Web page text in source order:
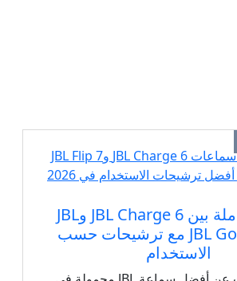
مقارنة شاملة بين JBL Charge 6 وJBL
Flip 7 وJBL Go 4 مع ترشيحات حسب
الاستخدام